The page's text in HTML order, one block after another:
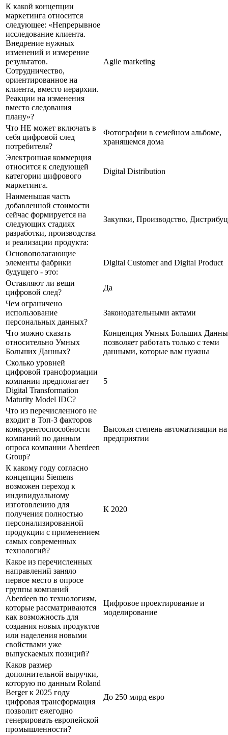
К какой концепции
маркетинга относится
следующее: «Непрерывное
исследование клиента.
Внедрение нужных
изменений и измерение
результатов.
Сотрудничество,
ориентированное на
клиента, вместо иерархии.
Реакции на изменения
вместо следования
плану»?
Agile marketing
Что НЕ может включать в
себя цифровой след
потребителя?
Фотографии в семейном альбоме,
хранящемся дома
Электронная коммерция
относится к следующей
категории цифрового
маркетинга.
Digital Distribution
Наименьшая часть
добавленной стоимости
сейчас формируется на
следующих стадиях
разработки, производства
и реализации продукта:
Закупки, Производство,
Основополагающие
элементы фабрики
будущего - это:
Digital Customer and Digital Product
Оставляют ли вещи
цифровой след?
Да
Чем ограничено
использование
персональных данных?
Законодательными актами
Что можно сказать
относительно Умных
Больших Данных?
Концепция Умных Больших
позволяет работать только с теми
данными, которые вам нужны
Сколько уровней
цифровой трансформации
компании предполагает
Digital Transformation
Maturity Model IDC?
5
Что из перечисленного не
входит в Топ-3 факторов
конкурентоспособности
компаний по данным
опроса компании Aberdeen
Group?
Высокая степень автоматизации на
предприятии
К какому году согласно
концепции Siemens
возможен переход к
индивидуальному
изготовлению для
получения полностью
персонализированной
продукции с применением
самых современных
технологий?
К 2020
Какое из перечисленных
направлений заняло
первое место в опросе
группы компаний
Aberdeen по технологиям,
которые рассматриваются
как возможность для
создания новых продуктов
или наделения новыми
свойствами уже
выпускаемых позиций?
Цифровое проектирование и
моделирование
Каков размер
дополнительной выручки,
которую по данным Roland
Berger к 2025 году
цифровая трансформация
позволит ежегодно
генерировать европейской
промышленности?
До 250 млрд евро